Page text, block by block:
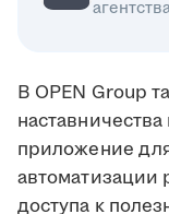
В OPEN Group
приложение
автоматизации
доступа к